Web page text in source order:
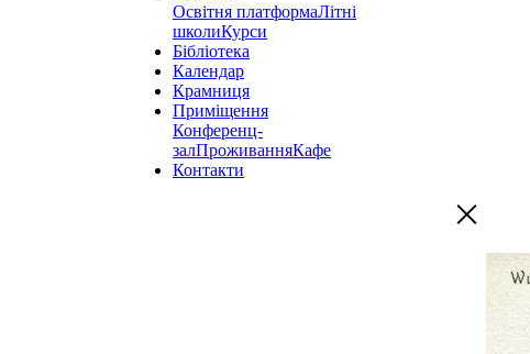
Освітня платформаЛітні
школиКурси
Бібліотека
Календар
Крамниця
Приміщення
Конференц-
залПроживанняКафе
Контакти